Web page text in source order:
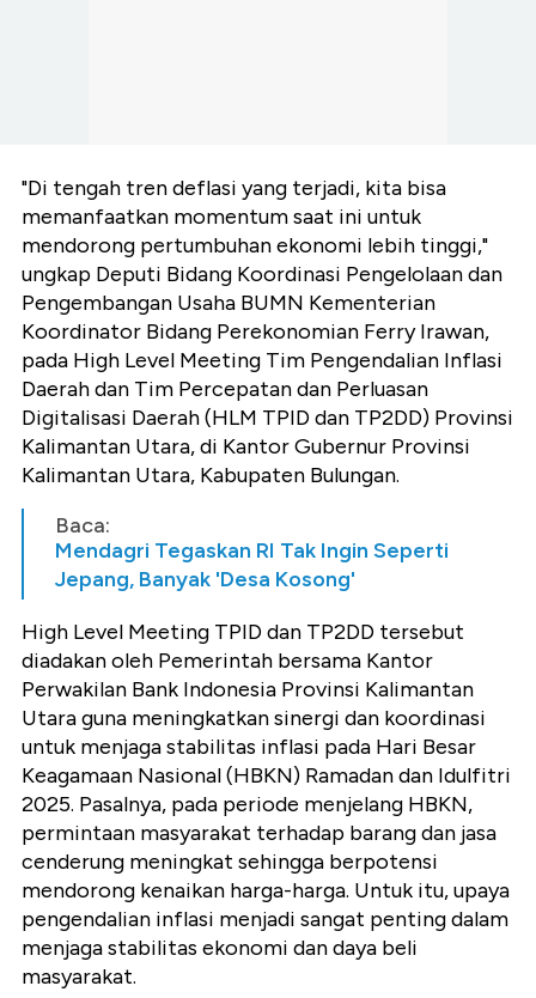
"Di tengah tren deflasi yang terjadi, kita bisa
memanfaatkan momentum saat ini untuk
mendorong pertumbuhan ekonomi lebih tinggi,"
ungkap Deputi Bidang Koordinasi Pengelolaan dan
Pengembangan Usaha BUMN Kementerian
Koordinator Bidang Perekonomian Ferry Irawan,
pada High Level Meeting Tim Pengendalian Inflasi
Daerah dan Tim Percepatan dan Perluasan
Digitalisasi Daerah (HLM TPID dan TP2DD) Provinsi
Kalimantan Utara, di Kantor Gubernur Provinsi
Kalimantan Utara, Kabupaten Bulungan.
Baca:
Mendagri Tegaskan RI Tak Ingin Seperti
Jepang, Banyak 'Desa Kosong'
High Level Meeting TPID dan TP2DD tersebut
diadakan oleh Pemerintah bersama Kantor
Perwakilan Bank Indonesia Provinsi Kalimantan
Utara guna meningkatkan sinergi dan koordinasi
untuk menjaga stabilitas inflasi pada Hari Besar
Keagamaan Nasional (HBKN) Ramadan dan Idulfitri
2025. Pasalnya, pada periode menjelang HBKN,
permintaan masyarakat terhadap barang dan jasa
cenderung meningkat sehingga berpotensi
mendorong kenaikan harga-harga. Untuk itu, upaya
pengendalian inflasi menjadi sangat penting dalam
menjaga stabilitas ekonomi dan daya beli
masyarakat.